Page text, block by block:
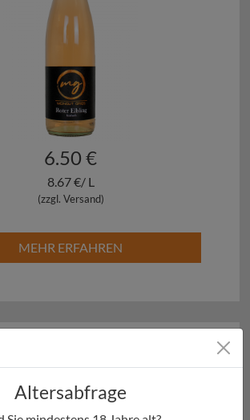
Altersabfrage
6.50 €
8.67 €/ L
(zzgl. Versand)
MEHR ERFAHREN
ELBLING FEINHERB